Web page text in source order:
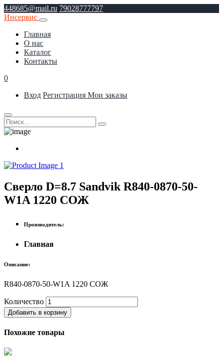
448685@mail.ru 79028777797
Инсервис
Главная
О нас
Каталог
Контакты
0
Вход Регистрация Мои заказы
Сверло D=8.7 Sandvik R840-0870-50-
W1A 1220 СОЖ
Производитель:
Главная
Описание:
R840-0870-50-W1A 1220 СОЖ
Количество
Добавить в корзину
Похожие товары